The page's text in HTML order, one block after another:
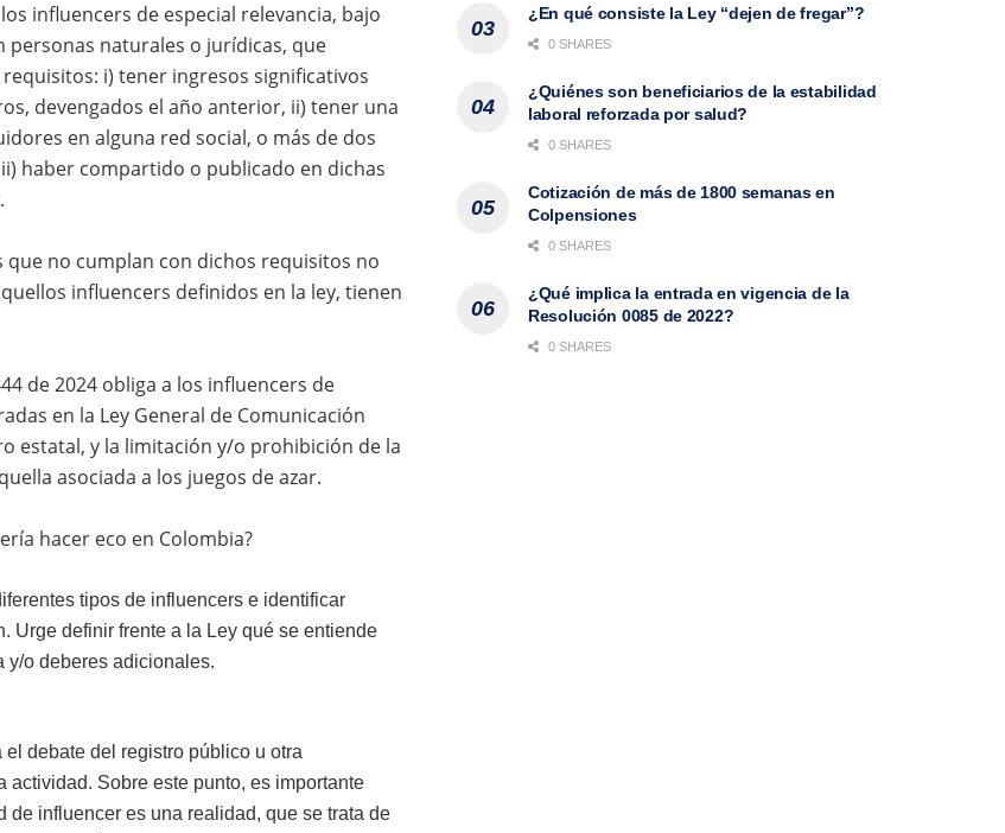
influencers de especial relevancia, bajo
naturales o jurídicas, que
i) tener ingresos significativos
devengados el año anterior, ii) tener una
en alguna red social, o más de dos
haber compartido o publicado en dichas
no cumplan con dichos requisitos no
influencers definidos en la ley, tienen
de 2024 obliga a los influencers de
en la Ley General de Comunicación
estatal, y la limitación y/o prohibición de la
asociada a los juegos de azar.
hacer eco en Colombia?
tipos de influencers e identificar
Urge definir frente a la Ley qué se entiende
y/o deberes adicionales.
debate del registro público u otra
actividad. Sobre este punto, es importante
influencer es una realidad, que se trata de
¿En qué consiste la Ley “dejen de fregar”?
0 SHARES
¿Quiénes son beneficiarios de la estabilidad
laboral reforzada por salud?
0 SHARES
Cotización de más de 1800 semanas en
Colpensiones
0 SHARES
¿Qué implica la entrada en vigencia de la
Resolución 0085 de 2022?
0 SHARES